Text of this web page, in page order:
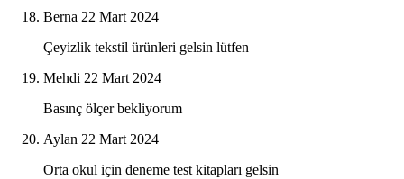
Berna 22 Mart 2024
Çeyizlik tekstil ürünleri gelsin lütfen
Mehdi 22 Mart 2024
Basınç ölçer bekliyorum
Aylan 22 Mart 2024
Orta okul için deneme test kitapları gelsin